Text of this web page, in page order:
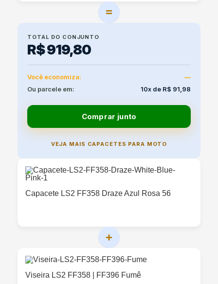
=
TOTAL DO CONJUNTO
R$ 919,80
Você economiza:
—
Ou parcele em:
10x de R$ 91,98
Comprar junto
VEJA MAIS CAPACETES PARA MOTO
Capacete LS2 FF358 Draze Azul Rosa 56
+
Viseira LS2 FF358 | FF396 Fumê